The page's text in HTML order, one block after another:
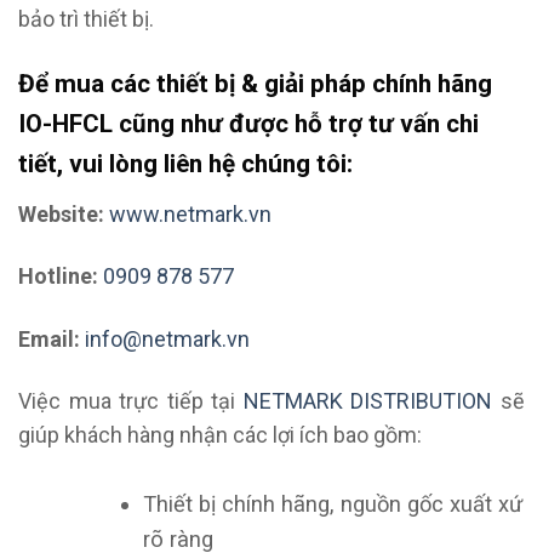
bảo trì thiết bị.
Để mua các thiết bị & giải pháp chính hãng
IO-HFCL cũng như được hỗ trợ tư vấn chi
tiết, vui lòng liên hệ chúng tôi:
Website: www.netmark.vn
Hotline: 0909 878 577
Email: info@netmark.vn
Việc mua trực tiếp tại NETMARK DISTRIBUTION sẽ
giúp khách hàng nhận các lợi ích bao gồm:
Thiết bị chính hãng, nguồn gốc xuất xứ
rõ ràng